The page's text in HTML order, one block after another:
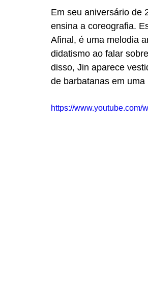
Em seu aniversário de
ensina a coreografia.
Afinal, é uma melodia
didatismo ao falar
disso, Jin aparece
de barbatanas em
https://www.youtube.com/